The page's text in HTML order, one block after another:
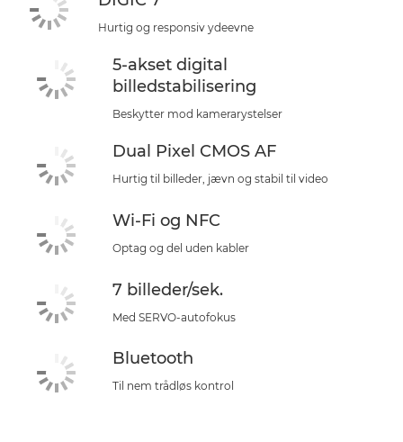
Hurtig og responsiv ydeevne
5-akset digital
billedstabilisering
Beskytter mod kamerarystelser
Dual Pixel CMOS AF
Hurtig til billeder, jævn og stabil til video
Wi-Fi og NFC
Optag og del uden kabler
7 billeder/sek.
Med SERVO-autofokus
Bluetooth
Til nem trådløs kontrol